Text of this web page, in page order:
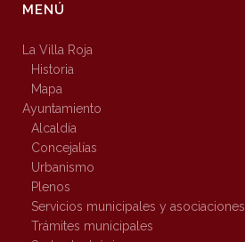
MENÚ
La Villa Roja
Historia
Mapa
Ayuntamiento
Alcaldía
Concejalías
Urbanismo
Plenos
Servicios municipales y asociaciones
Trámites municipales